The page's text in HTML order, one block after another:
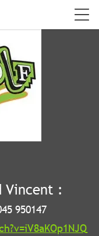
:
950147